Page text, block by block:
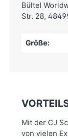
Bültel
Str. 28,
Größe:
Mit der CJ
von vielen